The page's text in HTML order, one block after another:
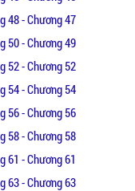
48 - Chương 47
50 - Chương 49
52 - Chương 52
54 - Chương 54
56 - Chương 56
58 - Chương 58
61 - Chương 61
63 - Chương 63